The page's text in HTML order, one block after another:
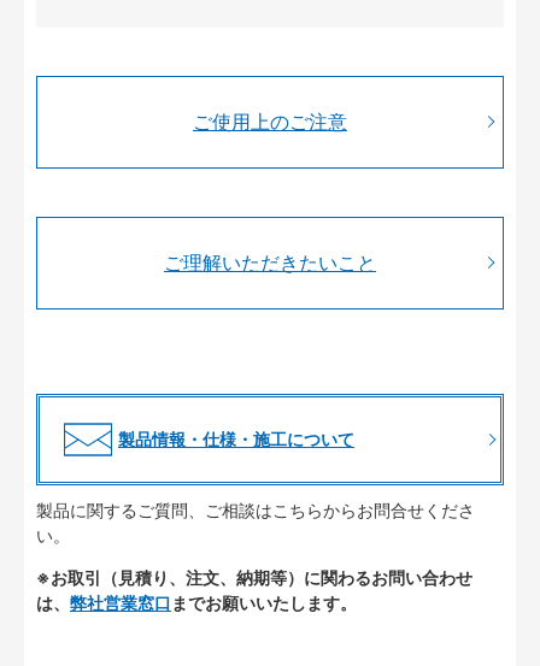
ご使用上のご注意
ご理解いただきたいこと
製品情報・仕様・施工について
製品に関するご質問、ご相談はこちらからお問合せくださ
い。
※お取引（見積り、注文、納期等）に関わるお問い合わせ
は、 弊社営業窓口 までお願いいたします。